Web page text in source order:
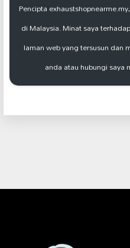
Pencipta
di Malaysia. Minat saya
laman web yang tersusun dan
anda atau hubungi saya